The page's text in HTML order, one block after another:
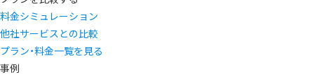
料金シミュレーション
他社サービスとの比較
プラン・料金一覧を見る
事例